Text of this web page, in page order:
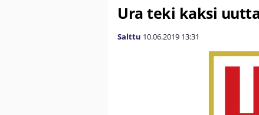
Ura teki kaksi
Salttu 10.06.2019 13:31